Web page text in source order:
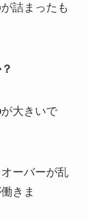
詰まったも
が大きいで
ーバーが乱
きま